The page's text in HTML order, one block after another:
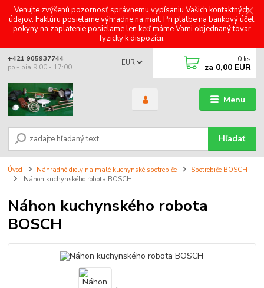
Venujte zvýšenú pozornosť správnemu vypísaniu Vašich kontaktných
údajov. Faktúru posielame výhradne na mail. Pri platbe na bankový účet,
pokyny na zaplatenie posielame len keď máme Vami objednaný tovar
fyzicky k dispozícii.
Menu
EUR
Hľadať
+421 905937744
po - pia 9:00 - 17:00
0 ks
za 0,00 EUR
Úvod Náhradné diely na malé kuchynské spotrebiče
Spotrebiče BOSCH
Náhon kuchynského robota BOSCH
Náhon kuchynského robota
BOSCH